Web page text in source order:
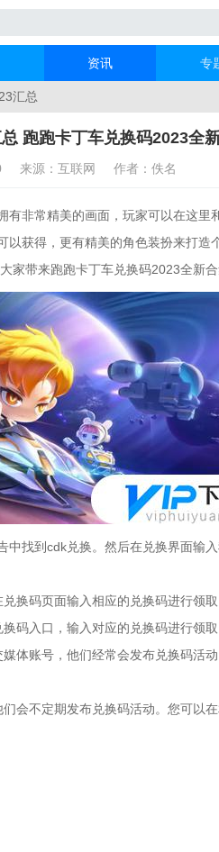
资讯 专
汇总
跑跑卡丁车兑换码2023全
来源：互联网 作者：佚名
非常精美的画面，玩家可以在这里
获得，更有精美的角色装扮来打造
家带来跑跑卡丁车兑换码2023全新合
到cdk兑换。然后在兑换界面输入
码页面输入相应的兑换码进行领取
入口，输入对应的兑换码进行领取
账号，他们经常会发布兑换码活
不定期发布兑换码活动。您可以